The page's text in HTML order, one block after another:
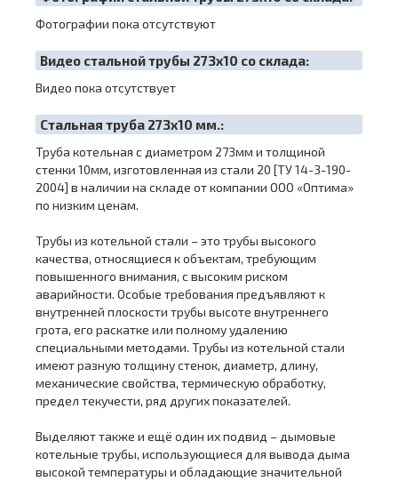
Фотографии пока отсутствуют
Видео стальной трубы 273х10 со склада:
Видео пока отсутствует
Cтальная труба 273х10 мм.:
Труба котельная с диаметром 273мм и толщиной
стенки 10мм, изготовленная из стали 20 [ТУ 14-3-190-
2004] в наличии на складе от компании ООО «Оптима»
по низким ценам.
Трубы из котельной стали – это трубы высокого
качества, относящиеся к объектам, требующим
повышенного внимания, с высоким риском
аварийности. Особые требования предъявляют к
внутренней плоскости трубы высоте внутреннего
грота, его раскатке или полному удалению
специальными методами. Трубы из котельной стали
имеют разную толщину стенок, диаметр, длину,
механические свойства, термическую обработку,
предел текучести, ряд других показателей.
Выделяют также и ещё один их подвид – дымовые
котельные трубы, использующиеся для вывода дыма
высокой температуры и обладающие значительной